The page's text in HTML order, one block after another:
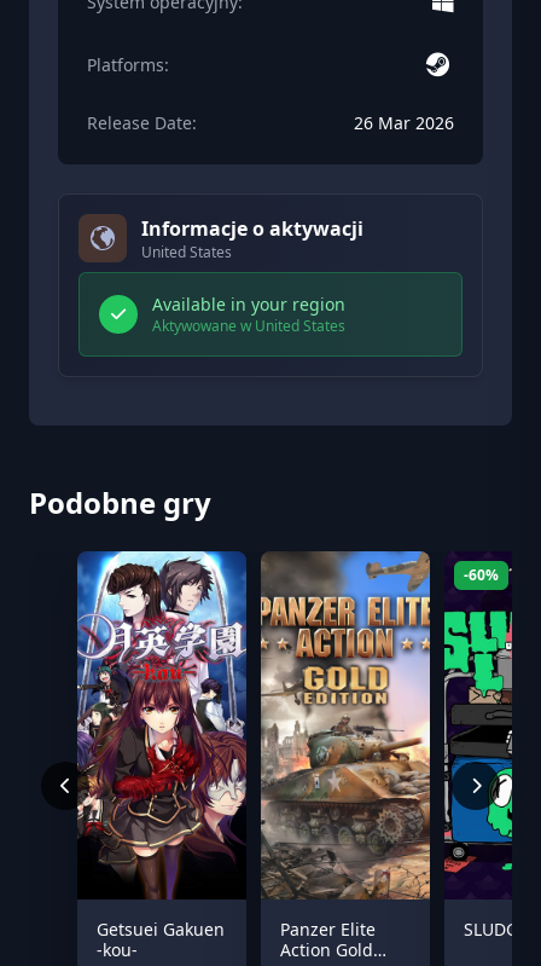
Platforms:
Release Date: 26 Mar 2026
Informacje o aktywacji
United States
Available in your region
Aktywowane w United States
Podobne gry
Getsuei Gakuen
-kou-
Panzer Elite
Action Gold
-60%
SLUDGE